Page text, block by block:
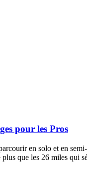
pour les Pros
en solo et en
plus que les 26 miles